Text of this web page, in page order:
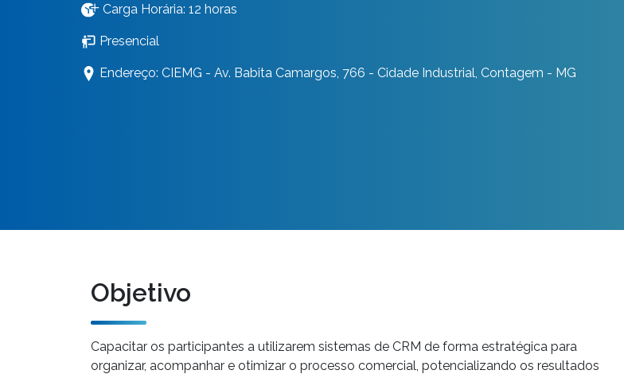
Carga Horária: 12 horas
Presencial
Endereço: CIEMG - Av. Babita Camargos, 766 - Cidade Industrial, Contagem - MG
Objetivo
Capacitar os participantes a utilizarem sistemas de CRM de forma estratégica para
organizar, acompanhar e otimizar o processo comercial, potencializando os resultados